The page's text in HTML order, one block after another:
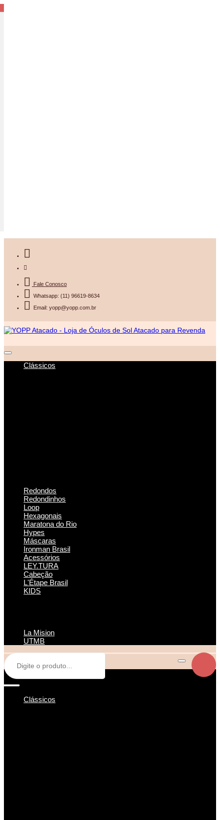
Fale Conosco
Whatsapp: (11) 96619-8634
Email: yopp@yopp.com.br
Clássicos
Redondos
Redondinhos
Loop
Hexagonais
Maratona do Rio
Hypes
Máscaras
Ironman Brasil
Acessórios
LEY.TURA
Cabeção
L'Étape Brasil
KIDS
La Mision
UTMB
Clássicos